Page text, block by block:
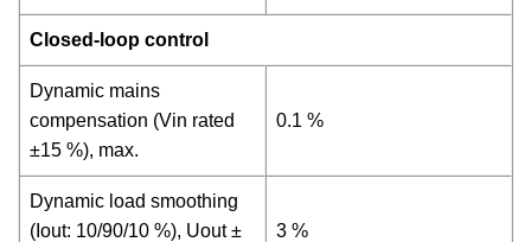
Closed-loop control
Dynamic mains
compensation (Vin rated
±15 %), max.
0.1 %
Dynamic load smoothing
(Iout: 10/90/10 %), Uout ±
3 %